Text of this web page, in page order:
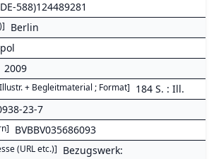
588)124489281
] Berlin
2009
+ Begleitmaterial ; Format] 184 S. : Ill.
23-7
] BVBBV035686093
(URL etc.)] Bezugswerk: